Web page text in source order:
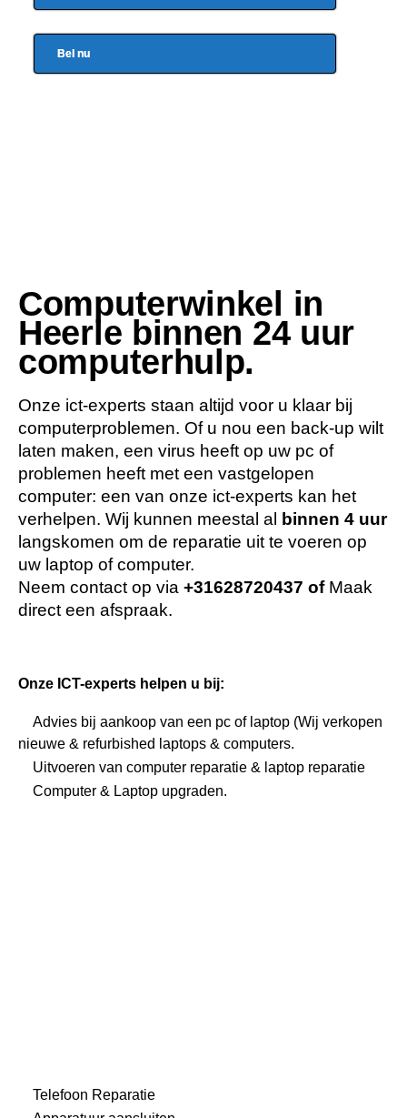
Bel nu
Computerwinkel in
Heerle binnen 24 uur
computerhulp.
Onze ict-experts staan altijd voor u klaar bij
computerproblemen. Of u nou een back-up wilt
laten maken, een virus heeft op uw pc of
problemen heeft met een vastgelopen
computer: een van onze ict-experts kan het
verhelpen. Wij kunnen meestal al binnen 4 uur
langskomen om de reparatie uit te voeren op
uw laptop of computer.
Neem contact op via +31628720437 of Maak
direct een afspraak.
Onze ICT-experts helpen u bij:
Advies bij aankoop van een pc of laptop (Wij verkopen
nieuwe & refurbished laptops & computers.
Uitvoeren van computer reparatie & laptop reparatie
Computer & Laptop upgraden.
Telefoon Reparatie